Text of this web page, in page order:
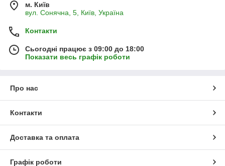
м. Київ
вул. Сонячна, 5, Київ, Україна
Контакти
Сьогодні працює з 09:00 до 18:00
Показати весь графік роботи
Про нас
Контакти
Доставка та оплата
Графік роботи